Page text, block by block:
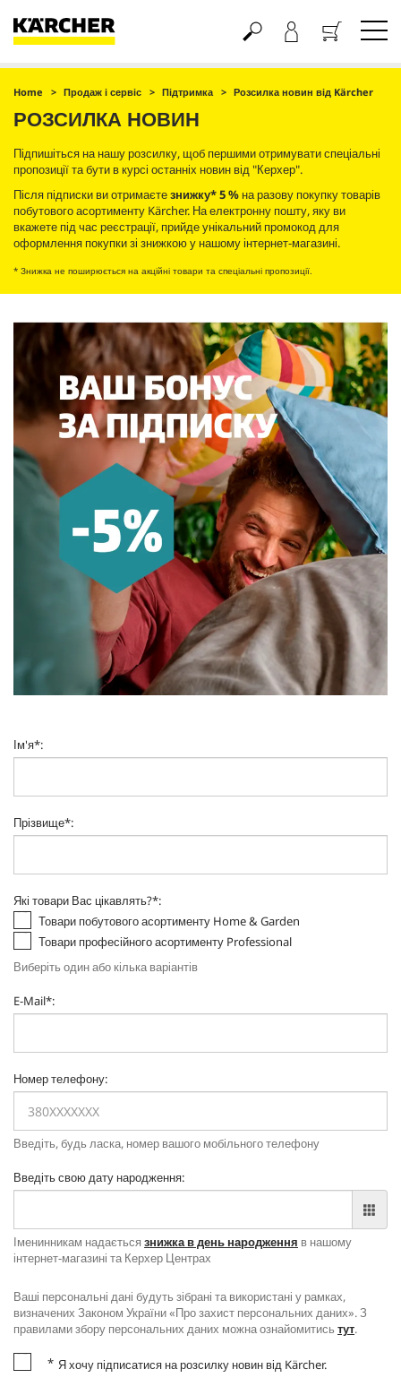
Кошик
Home Продаж і сервіс Підтримка Розсилка новин від Kärcher
РОЗСИЛКА НОВИН
Підпишіться на нашу розсилку, щоб першими отримувати спеціальні
пропозиції та бути в курсі останніх новин від "Керхер".
Після підписки ви отримаєтезнижку* 5 % на разову покупку товарів
побутового асортименту Kärcher. На електронну пошту, яку ви
вкажете під час реєстрації, прийде унікальний промокод для
оформлення покупки зі знижкою у нашому інтернет-магазині.
* Знижка не поширюється на акційні товари та спеціальні пропозиції.
Ім'я*:
Прізвище*:
Які товари Вас цікавлять?*:
Товари побутового асортименту Home & Garden
Товари професійного асортименту Professional
Виберіть один або кілька варіантів
E-Mail*:
Номер телефону:
Введіть, будь ласка, номер вашого мобільного телефону
Введіть свою дату народження:
Іменинникам надається знижка в день народження в нашому
інтернет-магазині та Керхер Центрах
Ваші персональні дані будуть зібрані та використані у рамках,
визначених Законом України «Про захист персональних даних». З
правилами збору персональних даних можна ознайомитись тут.
* Я хочу підписатися на розсилку новин від Kärcher.